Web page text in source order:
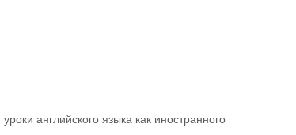
английского языка как иностранного